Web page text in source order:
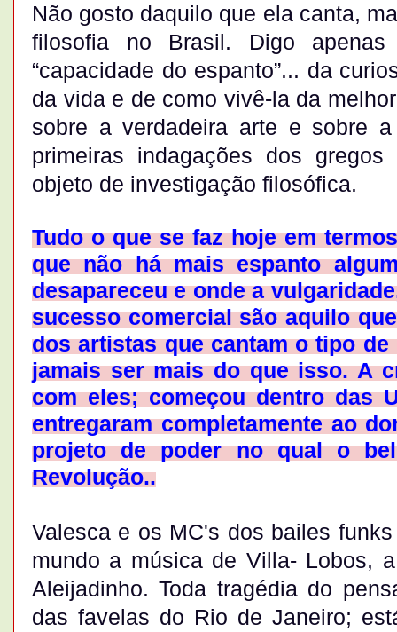
Não gosto daquilo que ela canta,
filosofia no Brasil. Digo
“capacidade do espanto”... da
da vida e de como vivê-la da
sobre a verdadeira arte e sobre
primeiras indagações dos
objeto de investigação filosófica.
Tudo o que se faz hoje em
que não há mais espanto
desapareceu e onde a
sucesso comercial são aquilo
dos artistas que cantam o tipo
jamais ser mais do que isso. A
com eles; começou dentro das
entregaram completamente ao
projeto de poder no qual o
Revolução..
Valesca e os MC's dos bailes
mundo a música de Villa- Lobos,
Aleijadinho. Toda tragédia do
das favelas do Rio de Janeiro;